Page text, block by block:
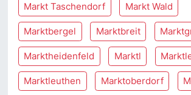
Markt Taschendorf Markt Wald
Marktbergel Marktbreit
Marktheidenfeld Marktl
Marktleuthen Marktoberdorf